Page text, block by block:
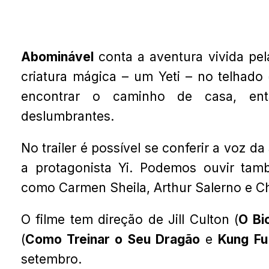
Abominável conta a aventura vivida
criatura mágica – um Yeti – no
encontrar o caminho de casa,
deslumbrantes.
No trailer é possível se conferir a voz
a protagonista Yi. Podemos ouvir
como Carmen Sheila, Arthur Salerno e
O filme tem direção de Jill Culton (O
(Como Treinar o Seu Dragão e Kung
setembro.